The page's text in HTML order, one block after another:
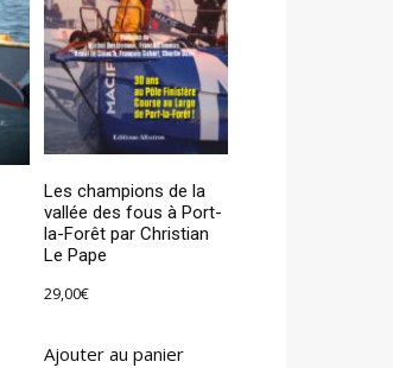
Les champions de la
vallée des fous à Port-
la-Forêt par Christian
Le Pape
29,00€
Ajouter au panier